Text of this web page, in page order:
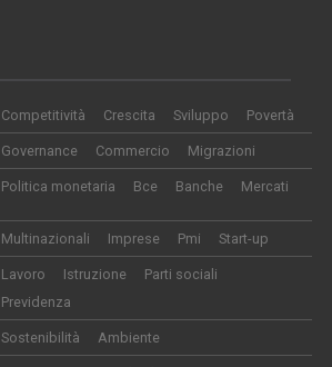
Competitività Crescita Sviluppo Povertà
Governance Commercio Migrazioni
Politica monetaria Bce Banche Mercati
Multinazionali Imprese Pmi Start-up
Lavoro Istruzione
Parti sociali
Previdenza
Sostenibilità Ambiente